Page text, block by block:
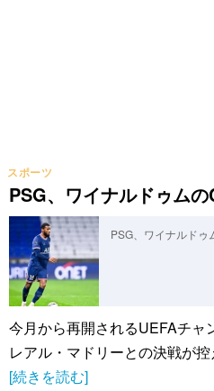
PSG、ワイナルドゥム
スポーツ
PSG、ワイナルド
今月から再開されるUEFAチャ
レアル・マドリーとの決戦が
[続きを読む]